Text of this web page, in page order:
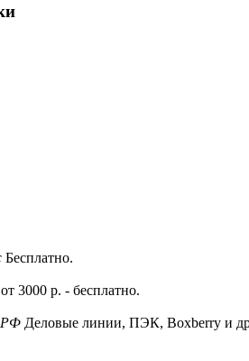
Бесплатно.
3000 р. - бесплатно.
РФ Деловые линии, ПЭК, Boxberry и